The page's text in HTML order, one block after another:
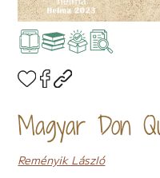
Magyar Don
Reményik László